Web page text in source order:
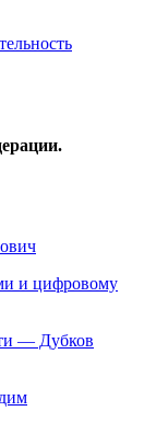
и цифровому
— Дубков